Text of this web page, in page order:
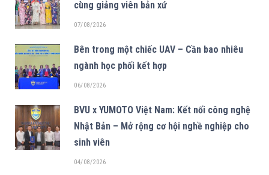
cùng giảng viên bản xứ
07/08/2026
Bên trong một chiếc UAV – Cần bao nhiêu
ngành học phối kết hợp
06/08/2026
BVU x YUMOTO Việt Nam: Kết nối công nghệ
Nhật Bản – Mở rộng cơ hội nghề nghiệp cho
sinh viên
04/08/2026